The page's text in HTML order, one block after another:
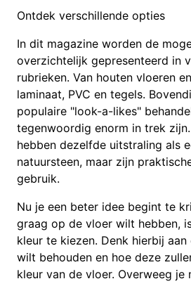
Ontdek verschillende opties
In dit magazine worden de
overzichtelijk gepresenteerd in
rubrieken. Van houten vloeren
laminaat, PVC en tegels.
populaire "look-a-likes"
tegenwoordig enorm in trek
hebben dezelfde uitstraling als
natuursteen, maar zijn
gebruik.
Nu je een beter idee begint te
graag op de vloer wilt hebben,
kleur te kiezen. Denk hierbij
wilt behouden en hoe deze
kleur van de vloer. Overweeg je